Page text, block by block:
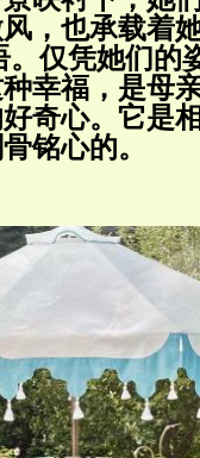
，也承载着
仅凭她们的
幸福，是母
奇心。它是
铭心的。